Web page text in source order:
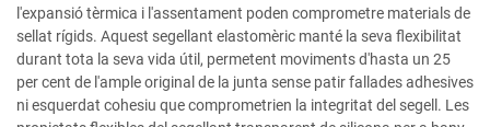
l'expansió tèrmica i l'assentament poden comprometre materials de
sellat rígids. Aquest segellant elastomèric manté la seva flexibilitat
durant tota la seva vida útil, permetent moviments d'hasta un 25
per cent de l'ample original de la junta sense patir fallades adhesives
ni esquerdat cohesiu que comprometrien la integritat del segell. Les